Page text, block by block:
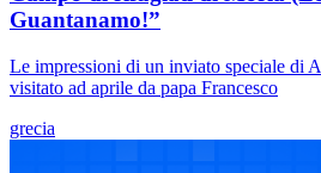
Guantanamo!”
Le impressioni di un inviato speciale di
visitato ad aprile da papa Francesco
grecia